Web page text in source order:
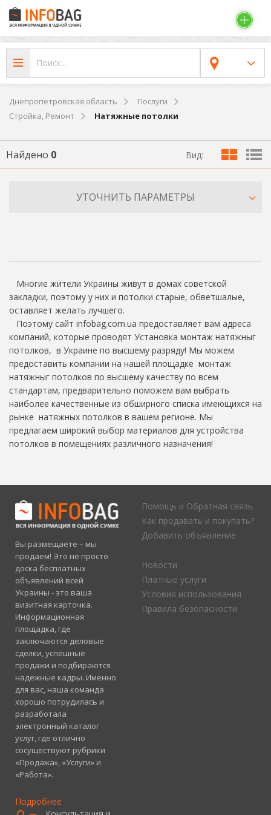
Днепропетровская область
Послуги
Стройка, Ремонт
Натяжные потолки
Найдено 0 Вид:
УТОЧНИТЬ ПАРАМЕТРЫ
Многие жители Украины живут в домах советской
закладки, поэтому у них и потолки старые, обветшалые,
оставляет желать лучшего.
Поэтому сайт infobag.com.ua предоставляет вам адреса
компаний, которые проводят Установка монтаж натяжныг
потолков, в Украине по высшему разряду! Мы можем
предоставить компании на нашей площадке монтаж
натяжныг потолков по высшему качеству по всем
стандартам, предварительно поможем вам выбрать
наиболее качественные из обширного списка имеющихся на
рынке натяжных потолков в вашем регионе. Мы
предлагаем широкий выбор материалов для устройства
потолков в помещениях различного назначения!
Вы размещаете – мы
продаем! Это не просто
доска бесплатных
объявлений всей
Украины - это ваша
визитная карточка.
Информационная
площадка, где
заключаются деловые
сделки, успешные
продажи и подбираются
надежные кадры. Именно
для вас, наша команда
хорошо потрудилась и
разработала
электронный каталог
услуг, где отлично
сосуществуют рубрики
«Продажа», «Услуги» и
«Работа».
Подробнее
Помощь и Обратная связь
Как продавать и покупать?
Добавить объявление
Новости
Платные услуги
Условия использования
Правила безопасности